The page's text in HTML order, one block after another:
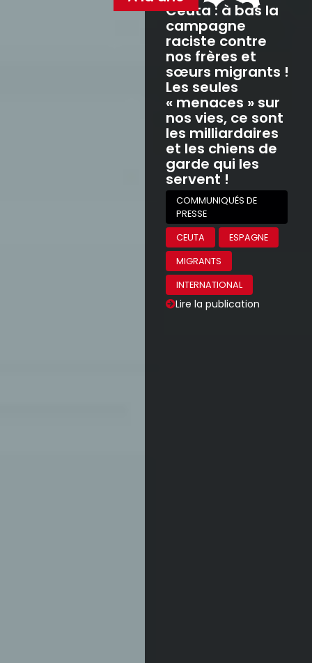
Ceuta : à bas la
campagne
raciste contre
nos frères et
sœurs migrants !
Les seules
« menaces » sur
nos vies, ce sont
les milliardaires
et les chiens de
garde qui les
servent !
COMMUNIQUÉS DE
PRESSE
CEUTA
ESPAGNE
MIGRANTS
INTERNATIONAL
Lire la publication